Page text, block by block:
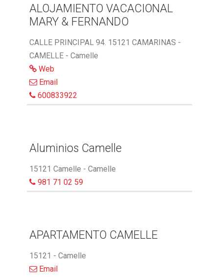
ALOJAMIENTO VACACIONAL
MARY & FERNANDO
CALLE PRINCIPAL 94. 15121 CAMARINAS -
CAMELLE - Camelle
Web
Email
600833922
Aluminios Camelle
15121 Camelle - Camelle
981 71 02 59
APARTAMENTO CAMELLE
15121 - Camelle
Email